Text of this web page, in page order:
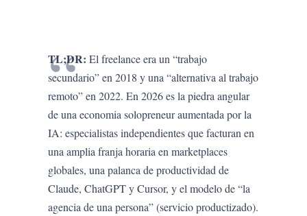
TL;DR: El freelance era un “trabajo
secundario” en 2018 y una “alternativa al trabajo
remoto” en 2022. En 2026 es la piedra angular
de una economia solopreneur aumentada por la
IA: especialistas independientes que facturan en
una amplia franja horaria en marketplaces
globales, una palanca de productividad de
Claude, ChatGPT y Cursor, y el modelo de “la
agencia de una persona” (servicio productizado).